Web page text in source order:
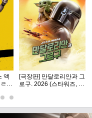
액
1
[극장판] 만달로리안과 그
로구. 2026 (스타워즈, 12